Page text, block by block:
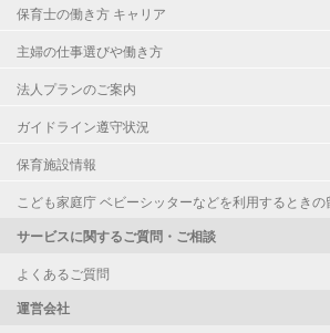
保育士の働き方 キャリア
主婦の仕事選びや働き方
法人プランのご案内
ガイドライン遵守状況
保育施設情報
こども家庭庁 ベビーシッターなどを利用するときの
サービスに関するご質問・ご相談
よくあるご質問
運営会社